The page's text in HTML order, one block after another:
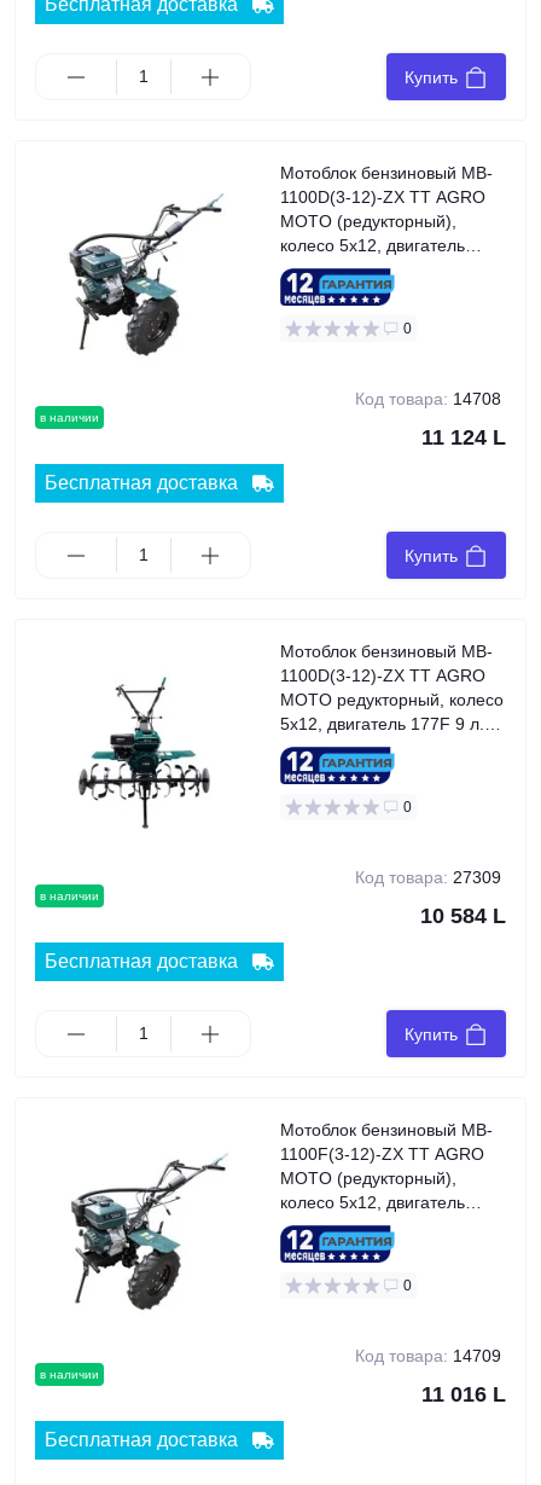
Бесплатная доставка
Купить
в наличии
Мотоблок бензиновый MB-
1100D(3-12)-ZX TT AGRO
MOTO (редукторный),
колесо 5x12, двигатель
177F (9 л.с.), GREEN
0
Код товара: 14708
11 124 L
Бесплатная доставка
Купить
в наличии
Мотоблок бензиновый MB-
1100D(3-12)-ZX TT AGRO
MOTO редукторный, колесо
5x12, двигатель 177F 9 л.с.,
GREEN
0
Код товара: 27309
10 584 L
Бесплатная доставка
Купить
в наличии
Мотоблок бензиновый MB-
1100F(3-12)-ZX TT AGRO
MOTO (редукторный),
колесо 5x12, двигатель
188F (13 л.с.), GREEN
0
Код товара: 14709
11 016 L
Бесплатная доставка